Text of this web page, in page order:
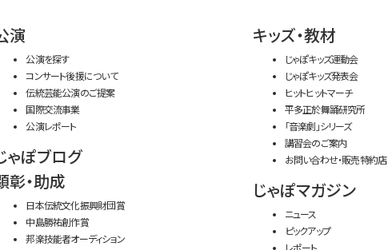
演
公演を探す
コンサート後援について
伝統芸能公演のご提案
国際交流事業
公演レポート
ゃぽブログ
彰・助成
日本伝統文化振興財団賞
中島勝祐創作賞
邦楽技能者オーディション
キッズ・教材
じゃぽキッズ運動会
じゃぽキッズ発表会
ヒットヒットマーチ
平多正於舞踊研究所
「音楽劇」シリーズ
講習会のご案内
お問い合わせ・販売特約店
じゃぽマガジン
ニュース
ピックアップ